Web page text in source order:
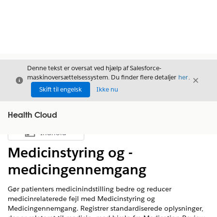
Luk
Denne tekst er oversat ved hjælp af Salesforce-
maskinoversættelsessystem. Du finder flere detaljer her.
Skift til engelsk
Ikke nu
Luk
Health Cloud
Vis indholdsfortegnelse
Indhold
Medicinstyring og -
medicingennemgang
Gør patienters medicinindstilling bedre og reducer
medicinrelaterede fejl med Medicinstyring og
Medicingennemgang. Registrer standardiserede oplysninger,